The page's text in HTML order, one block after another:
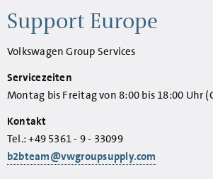
Support Europe
Volkswagen Group Services
Servicezeiten
Montag bis Freitag von 8:00 bis 18:00 Uhr
Kontakt
Tel.: +49 5361 - 9 - 33099
b2bteam@vwgroupsupply.com